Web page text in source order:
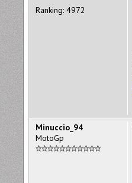
Ranking: 4972
Minuccio_94
MotoGp